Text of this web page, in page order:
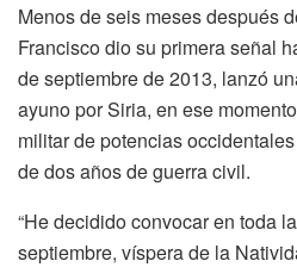
Menos de seis meses después
Francisco dio su primera señal
de septiembre de 2013, lanzó
ayuno por Siria, en ese
militar de potencias
de dos años de guerra civil.
“He decidido convocar en toda
septiembre, víspera de la